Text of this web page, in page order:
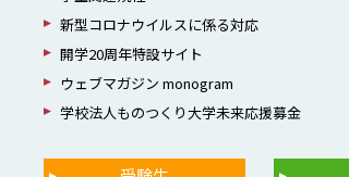
新型コロナウイルスに係る対応
開学20周年特設サイト
ウェブマガジン monogram
学校法人ものつくり大学未来応援募金